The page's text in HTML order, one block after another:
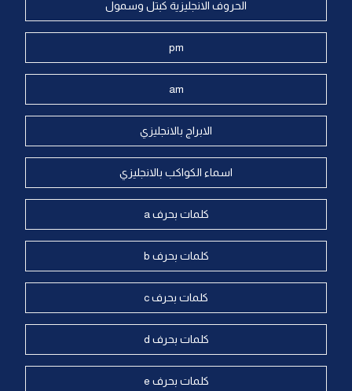
الحروف الانجليزية كبتل وسمول
pm
am
الابراج بالانجليزي
اسماء الكواكب بالانجليزي
كلمات بحرف a
كلمات بحرف b
كلمات بحرف c
كلمات بحرف d
كلمات بحرف e